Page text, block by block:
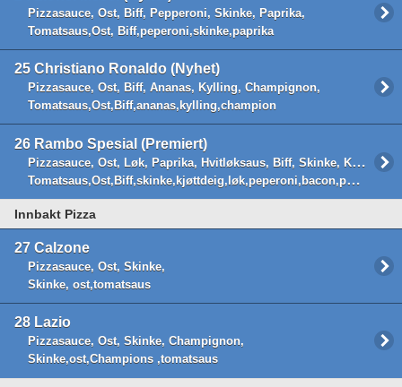
Pizzasauce, Ost, Biff, Pepperoni, Skinke, Paprika,
Tomatsaus,Ost, Biff,peperoni,skinke,paprika
25 Christiano Ronaldo (Nyhet)
Pizzasauce, Ost, Biff, Ananas, Kylling, Champignon,
Tomatsaus,Ost,Biff,ananas,kylling,champion
26 Rambo Spesial (Premiert)
Pizzasauce, Ost, Løk, Paprika, Hvitløksaus, Biff, Skinke, Kjøttdeig, Pepperoni, Bacon, Bernaisesaus ved siden av,
Tomatsaus,Ost,Biff,skinke,kjøttdeig,løk,peperoni,bacon,paprika,Hvitløksaus,Bearnaisesaus ved siden av
Innbakt Pizza
27 Calzone
Pizzasauce, Ost, Skinke,
Skinke, ost,tomatsaus
28 Lazio
Pizzasauce, Ost, Skinke, Champignon,
Skinke,ost,Champions ,tomatsaus